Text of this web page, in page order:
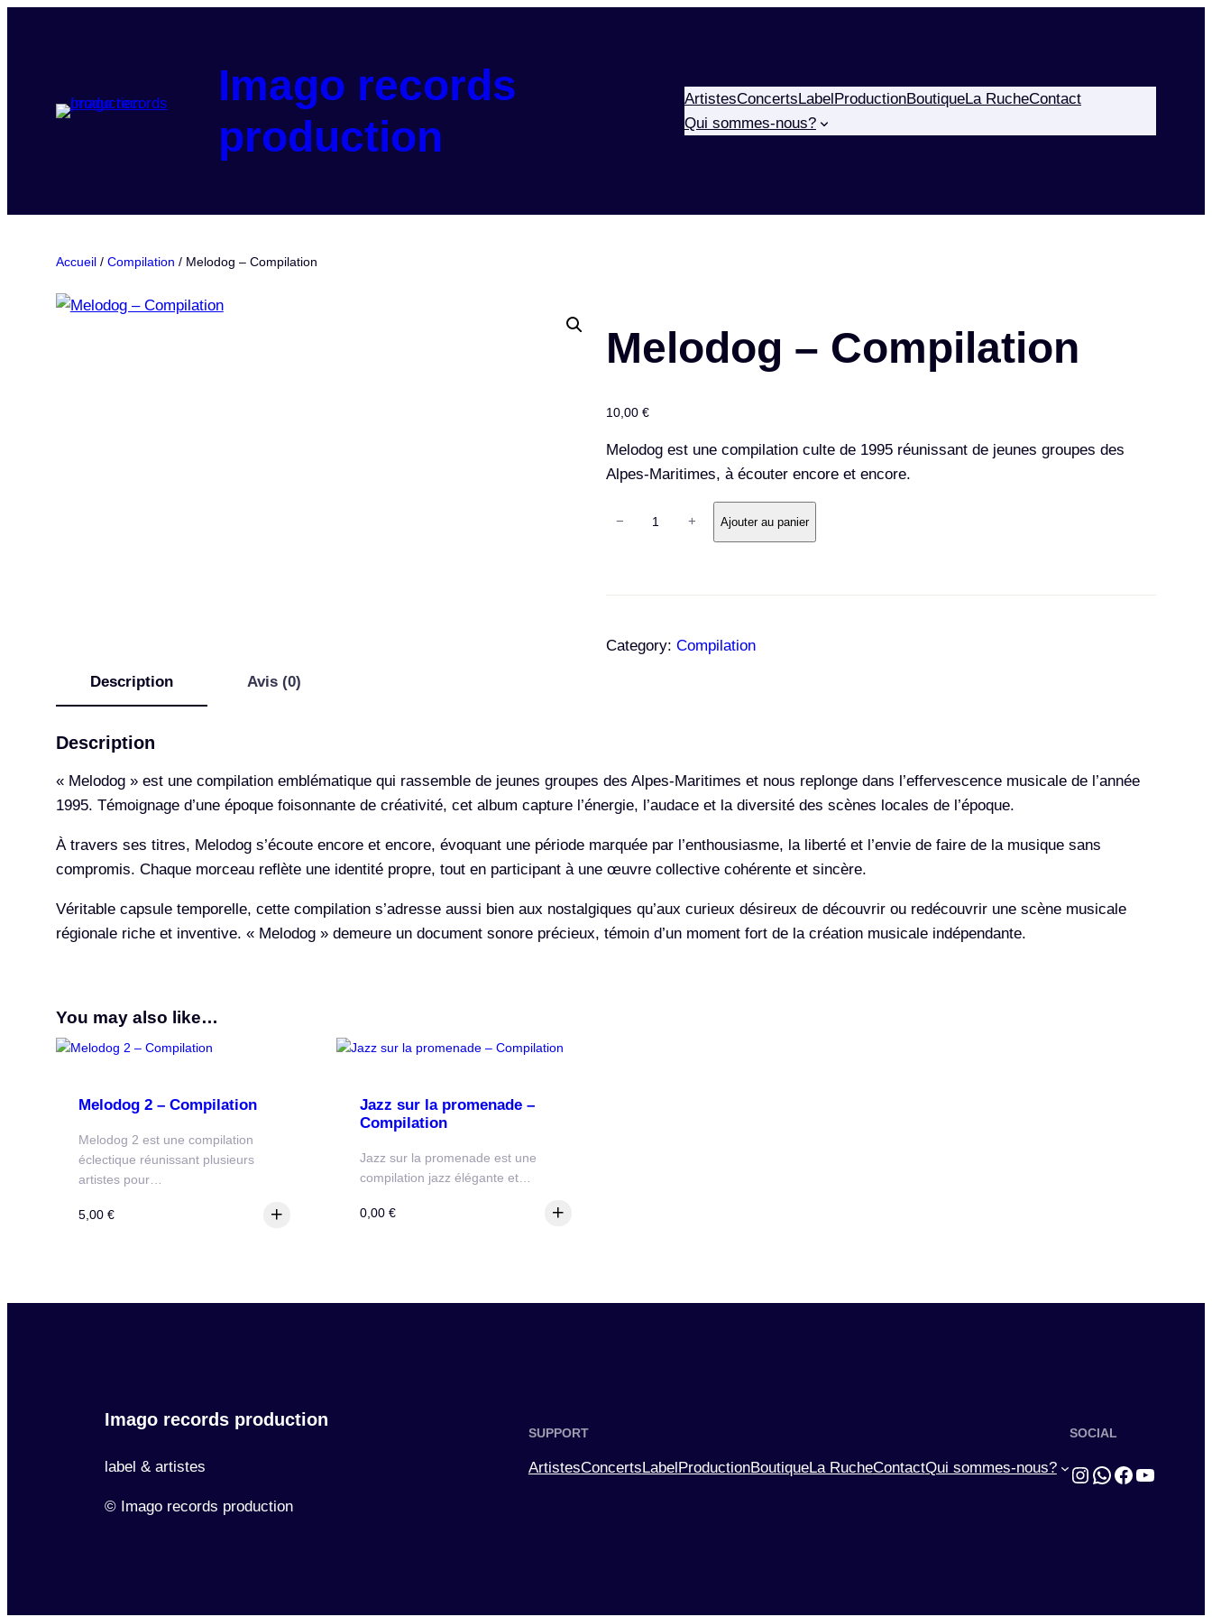
Imago records
production
ArtistesConcertsLabelProductionBoutiqueLa RucheContact
Qui sommes-nous?
Accueil/ Compilation / Melodog – Compilation
Melodog – Compilation
10,00 €
Melodog est une compilation culte de 1995 réunissant de jeunes groupes des
Alpes-Maritimes, à écouter encore et encore.
e
l
d
o
g
–
− + Ajouter au panier
Category: Compilation
Description Avis (0)
Description
« Melodog » est une compilation emblématique qui rassemble de jeunes groupes des Alpes-Maritimes et nous replonge dans l’effervescence musicale de l’année
1995. Témoignage d’une époque foisonnante de créativité, cet album capture l’énergie, l’audace et la diversité des scènes locales de l’époque.
À travers ses titres, Melodog s’écoute encore et encore, évoquant une période marquée par l’enthousiasme, la liberté et l’envie de faire de la musique sans
compromis. Chaque morceau reflète une identité propre, tout en participant à une œuvre collective cohérente et sincère.
Véritable capsule temporelle, cette compilation s’adresse aussi bien aux nostalgiques qu’aux curieux désireux de découvrir ou redécouvrir une scène musicale
régionale riche et inventive. « Melodog » demeure un document sonore précieux, témoin d’un moment fort de la création musicale indépendante.
You may also like…
Melodog 2 – Compilation
Melodog 2 est une compilation
éclectique réunissant plusieurs
artistes pour…
5,00€
Jazz sur la promenade –
Compilation
Jazz sur la promenade est une
compilation jazz élégante et…
0,00 €
Imago records production
label & artistes
© Imago records production
SUPPORT
ArtistesConcertsLabelProductionBoutiqueLa RucheContactQui sommes-nous?
SOCIAL
Instagram
WhatsApp
Facebook